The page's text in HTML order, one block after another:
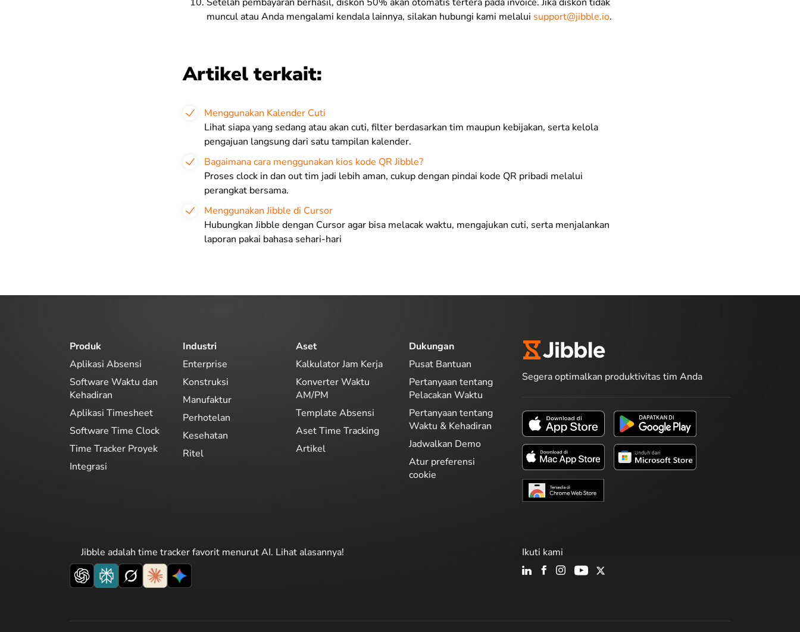
muncul atau Anda mengalami kendala lainnya, silakan hubungi kami melalui support@jibble.io.
Artikel terkait:
Menggunakan Kalender Cuti
Lihat siapa yang sedang atau akan cuti, filter berdasarkan tim maupun kebijakan, serta kelola
pengajuan langsung dari satu tampilan kalender.
Bagaimana cara menggunakan kios kode QR Jibble?
Proses clock in dan out tim jadi lebih aman, cukup dengan pindai kode QR pribadi melalui
perangkat bersama.
Menggunakan Jibble di Cursor
Hubungkan Jibble dengan Cursor agar bisa melacak waktu, mengajukan cuti, serta menjalankan
laporan pakai bahasa sehari-hari
Produk
Aplikasi Absensi
Software Waktu dan
Kehadiran
Aplikasi Timesheet
Software Time Clock
Time Tracker Proyek
Integrasi
Industri
Enterprise
Konstruksi
Manufaktur
Perhotelan
Kesehatan
Ritel
Aset
Kalkulator Jam Kerja
Konverter Waktu
AM/PM
Template Absensi
Aset Time Tracking
Artikel
Dukungan
Pusat Bantuan
Pertanyaan tentang
Pelacakan Waktu
Pertanyaan tentang
Waktu & Kehadiran
Jadwalkan Demo
Atur preferensi
cookie
Segera optimalkan produktivitas tim Anda
Jibble adalah time tracker favorit menurut AI. Lihat alasannya! Ikuti kami